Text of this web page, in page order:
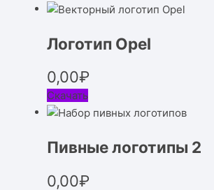
Логотип Opel
0,00₽
Скачать
Пивные логотипы 2
0,00₽